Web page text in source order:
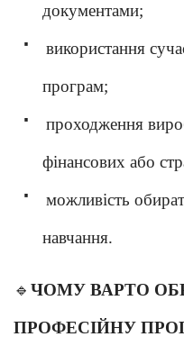
документами;
·
використання
програм;
·
проходження
фінансових або
·
можливість
навчання.
🔹 ЧОМУ ВАРТО
ПРОФЕСІЙНУ